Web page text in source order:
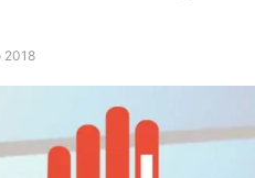
2018